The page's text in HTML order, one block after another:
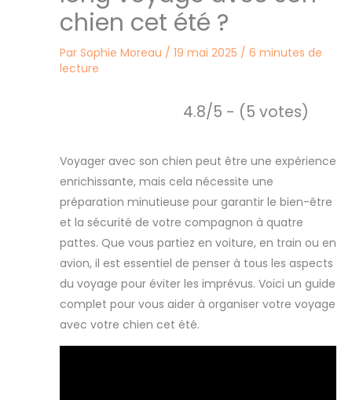
chien cet été ?
Par Sophie Moreau / 19 mai 2025 / 6 minutes de
lecture
4.8/5 - (5 votes)
Voyager avec son chien peut être une expérience
enrichissante, mais cela nécessite une
préparation minutieuse pour garantir le bien-être
et la sécurité de votre compagnon à quatre
pattes. Que vous partiez en voiture, en train ou en
avion, il est essentiel de penser à tous les aspects
du voyage pour éviter les imprévus. Voici un guide
complet pour vous aider à organiser votre voyage
avec votre chien cet été.